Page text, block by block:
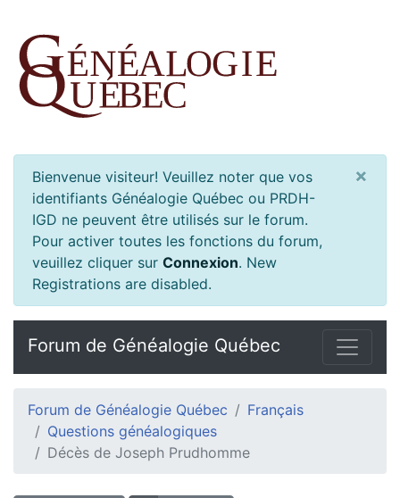
Bienvenue visiteur! Veuillez noter que vos
identifiants Généalogie Québec ou PRDH-
IGD ne peuvent être utilisés sur le forum.
Pour activer toutes les fonctions du forum,
veuillez cliquer sur Connexion. New
Registrations are disabled.
×
Forum de Généalogie Québec
Forum de Généalogie Québec
Français
Questions généalogiques
Décès de Joseph Prudhomme